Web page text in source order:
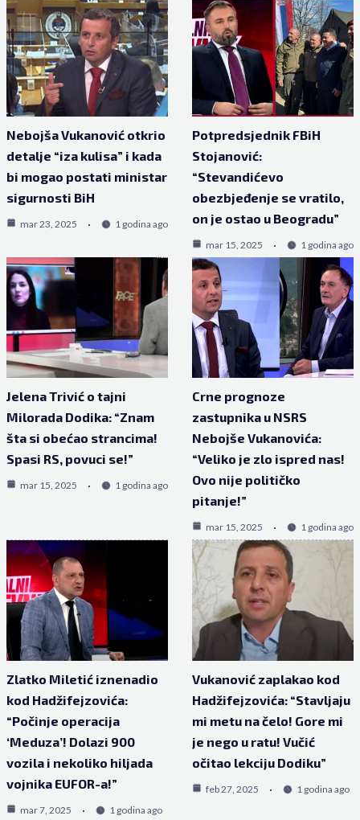
Nebojša Vukanović otkrio
detalje “iza kulisa” i kada
bi mogao postati ministar
sigurnosti BiH
mar 23, 2025 1 godina ago
Potpredsjednik FBiH
Stojanović:
“Stevandićevo
obezbjeđenje se vratilo,
on je ostao u Beogradu”
mar 15, 2025 1 godina ago
Jelena Trivić o tajni
Milorada Dodika: “Znam
šta si obećao strancima!
Spasi RS, povuci se!”
mar 15, 2025 1 godina ago
Crne prognoze
zastupnika u NSRS
Nebojše Vukanovića:
“Veliko je zlo ispred nas!
Ovo nije političko
pitanje!”
mar 15, 2025 1 godina ago
Zlatko Miletić iznenadio
kod Hadžifejzovića:
“Počinje operacija
‘Meduza’! Dolazi 900
vozila i nekoliko hiljada
vojnika EUFOR-a!”
mar 7, 2025 1 godina ago
Vukanović zaplakao kod
Hadžifejzovića: “Stavljaju
mi metu na čelo! Gore mi
je nego u ratu! Vučić
očitao lekciju Dodiku”
feb 27, 2025 1 godina ago